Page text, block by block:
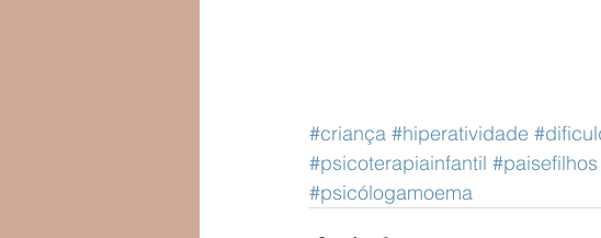
#criança #hiperatividade
#psicoterapiainfantil #paisefilhos
#psicólogamoema